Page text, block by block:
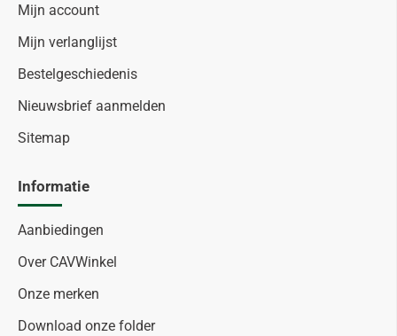
Mijn account
Mijn verlanglijst
Bestelgeschiedenis
Nieuwsbrief aanmelden
Sitemap
Informatie
Aanbiedingen
Over CAVWinkel
Onze merken
Download onze folder